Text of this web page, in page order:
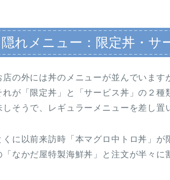
隠れメニュー：限定丼・サ
店の外には丼のメニューが並んでいます
れが「限定丼」と「サービス丼」の２
しそうで、レギュラーメニューを差し置
くに以前来訪時「本マグロ中トロ丼」
「なかだ屋特製海鮮丼」と注文が半々に